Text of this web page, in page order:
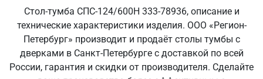
Стол-тумба СПС-124/600Н 333-78936, описание и
технические характеристики изделия. ООО «Регион-
Петербург» производит и продаёт столы тумбы с
дверками в Санкт‑Петербурге с доставкой по всей
России, гарантия и скидки от производителя. Сделайте